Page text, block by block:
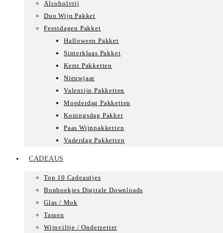
Alcoholvrij
Duo Wijn Pakket
Feestdagen Pakket
Halloween Pakket
Sinterklaas Pakket
Kerst Pakketten
Nieuwjaar
Valentijn Pakketten
Moederdag Pakketten
Koningsdag Pakket
Paas Wijnpakketten
Vaderdag Pakketten
CADEAUS
Top 10 Cadeautjes
Bonboekjes Digitale Downloads
Glas / Mok
Tassen
Wijnviltje / Onderzetter